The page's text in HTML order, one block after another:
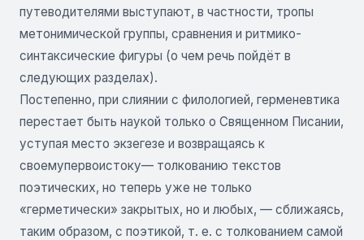
путеводителями выступают, в частности, тропы
метонимической группы, сравнения и ритмико-
синтаксические фигуры (о чем речь пойдёт в
следующих разделах).
Постепенно, при слиянии с филологией, герменевтика
перестает быть наукой только о Священном Писании,
уступая место экзегезе и возвращаясь к
своемупервоистоку— толкованию текстов
поэтических, но теперь уже не только
«герметически» закрытых, но и любых, — сближаясь,
таким образом, с поэтикой, т. е. с толкованием самой